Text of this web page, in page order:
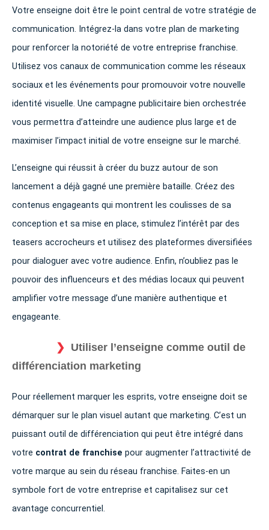
Votre enseigne doit être le point central de votre stratégie de
communication. Intégrez-la dans votre plan de marketing
pour renforcer la notoriété de votre entreprise franchise.
Utilisez vos canaux de communication comme les réseaux
sociaux et les événements pour promouvoir votre nouvelle
identité visuelle. Une campagne publicitaire bien orchestrée
vous permettra d’atteindre une audience plus large et de
maximiser l’impact initial de votre enseigne sur le marché.
L’enseigne qui réussit à créer du buzz autour de son
lancement a déjà gagné une première bataille. Créez des
contenus engageants qui montrent les coulisses de sa
conception et sa mise en place, stimulez l’intérêt par des
teasers accrocheurs et utilisez des plateformes diversifiées
pour dialoguer avec votre audience. Enfin, n’oubliez pas le
pouvoir des influenceurs et des médias locaux qui peuvent
amplifier votre message d’une manière authentique et
engageante.
Utiliser l’enseigne comme outil de
différenciation marketing
Pour réellement marquer les esprits, votre enseigne doit se
démarquer sur le plan visuel autant que marketing. C’est un
puissant outil de différenciation qui peut être intégré dans
votre contrat de franchise pour augmenter l’attractivité de
votre marque au sein du réseau franchise. Faites-en un
symbole fort de votre entreprise et capitalisez sur cet
avantage concurrentiel.